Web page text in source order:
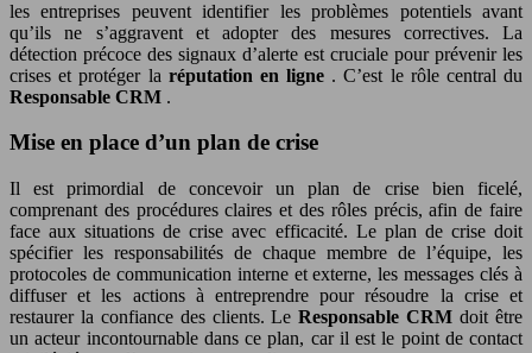
les entreprises peuvent identifier les problèmes potentiels avant
qu’ils ne s’aggravent et adopter des mesures correctives. La
détection précoce des signaux d’alerte est cruciale pour prévenir les
crises et protéger la réputation en ligne . C’est le rôle central du
Responsable CRM .
Mise en place d’un plan de crise
Il est primordial de concevoir un plan de crise bien ficelé,
comprenant des procédures claires et des rôles précis, afin de faire
face aux situations de crise avec efficacité. Le plan de crise doit
spécifier les responsabilités de chaque membre de l’équipe, les
protocoles de communication interne et externe, les messages clés à
diffuser et les actions à entreprendre pour résoudre la crise et
restaurer la confiance des clients. LeResponsable CRMdoit être
un acteur incontournable dans ce plan, car il est le point de contact